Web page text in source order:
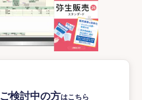
ご検討中の方はこちら